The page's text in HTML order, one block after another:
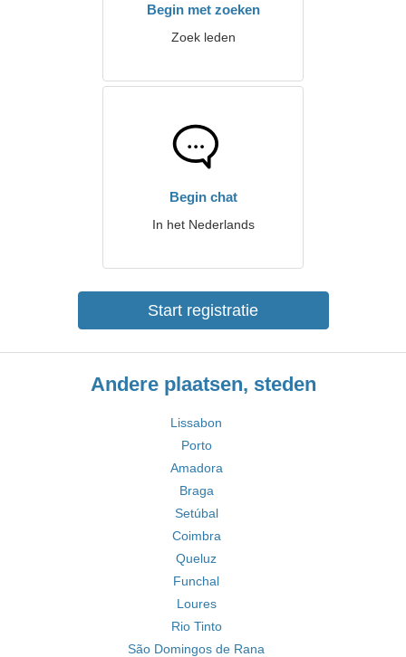
Begin met zoeken
Zoek leden
Begin chat
In het Nederlands
Start registratie
Andere plaatsen, steden
Lissabon
Porto
Amadora
Braga
Setúbal
Coimbra
Queluz
Funchal
Loures
Rio Tinto
São Domingos de Rana